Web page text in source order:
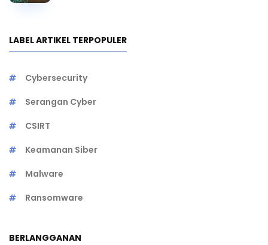
LABEL ARTIKEL TERPOPULER
Cybersecurity
Serangan Cyber
CSIRT
Keamanan Siber
Malware
Ransomware
BERLANGGANAN